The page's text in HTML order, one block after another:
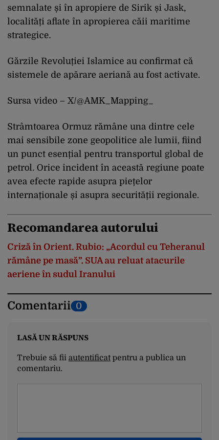
semnalate și în apropiere de Sirik și Jask,
localități aflate în apropierea căii maritime
strategice.
Gărzile Revoluției Islamice au confirmat că
sistemele de apărare aeriană au fost activate.
Sursa video – X/@AMK_Mapping_
Strâmtoarea Ormuz rămâne una dintre cele
mai sensibile zone geopolitice ale lumii, fiind
un punct esențial pentru transportul global de
petrol. Orice incident în această regiune poate
avea efecte rapide asupra piețelor
internaționale și asupra securității regionale.
Recomandarea autorului
Criză în Orient. Rubio: „Acordul cu Teheranul
rămâne pe masă”. SUA au reluat atacurile
aeriene în sudul Iranului
Comentarii 0
LASĂ UN RĂSPUNS
Trebuie să fii autentificatpentru a publica un
comentariu.